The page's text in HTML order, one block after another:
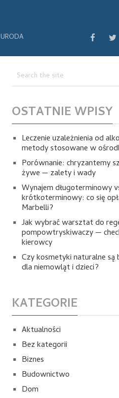
URODA
OSTATNIE WPISY
Leczenie uzależnienia od
metody stosowane w
Porównanie: chryzantemy
żywe — zalety i wady
Wynajem długoterminowy
krótkoterminowy: co się
Marbelli?
Jak wybrać warsztat do
pompowtryskiwaczy —
kierowcy
Czy kosmetyki naturalne są
dla niemowląt i dzieci?
KATEGORIE
Aktualności
Bez kategorii
Biznes
Budownictwo
Dom